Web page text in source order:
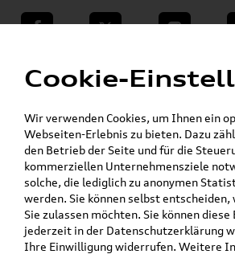
teilen Twitter Instagram
VW Shop - VW Originalteile
» Audi
Komfort & Schutz
Aufbewahrung im Fahrzeug
Mein Kundenkonto
Artikel für ihr Modell
Marke wählen
Cookie-
Wir verwenden Cookies, um Ihnen ein
Webseiten-Erlebnis zu bieten. Dazu
den Betrieb der Seite und für die
kommerziellen Unternehmensziele
solche, die lediglich zu anonymen
werden. Sie können selbst
Sie zulassen möchten. Sie können
jederzeit in der Datenschutzerklärung
Ihre Einwilligung widerrufen. Weitere